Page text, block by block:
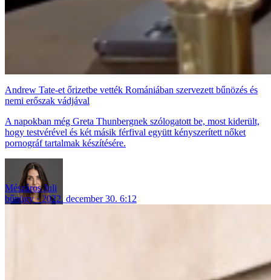
Andrew Tate-et őrizetbe vették Romániában szervezett bűnözés és
nemi erőszak vádjával
A napokban még Greta Thunbergnek szólogatott be, most kiderült,
hogy testvérével és két másik férfival együtt kényszerített nőket
pornográf tartalmak készítésére.
Mészáros Juli
bűnügy
2022. december 30. 6:12